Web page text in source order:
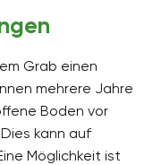
Grab einen
mehrere Jahre
Boden vor
kann auf
Möglichkeit ist